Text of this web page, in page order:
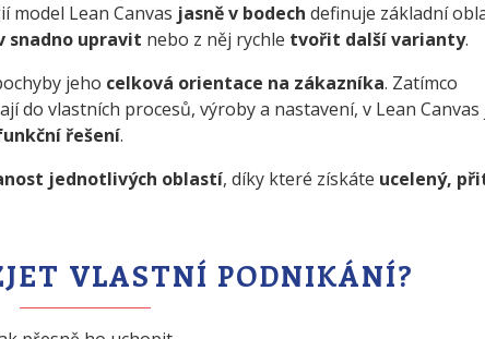
model Lean Canvas jasně v bodech definuje základní
snadno upravit nebo z něj rychle tvořit další varianty.
jeho celková orientace na zákazníka. Zatímco
do vlastních procesů, výroby a nastavení, v Lean Canvas
řešení.
jednotlivých oblastí, díky které získáte ucelený,
VLASTNÍ PODNIKÁNÍ?